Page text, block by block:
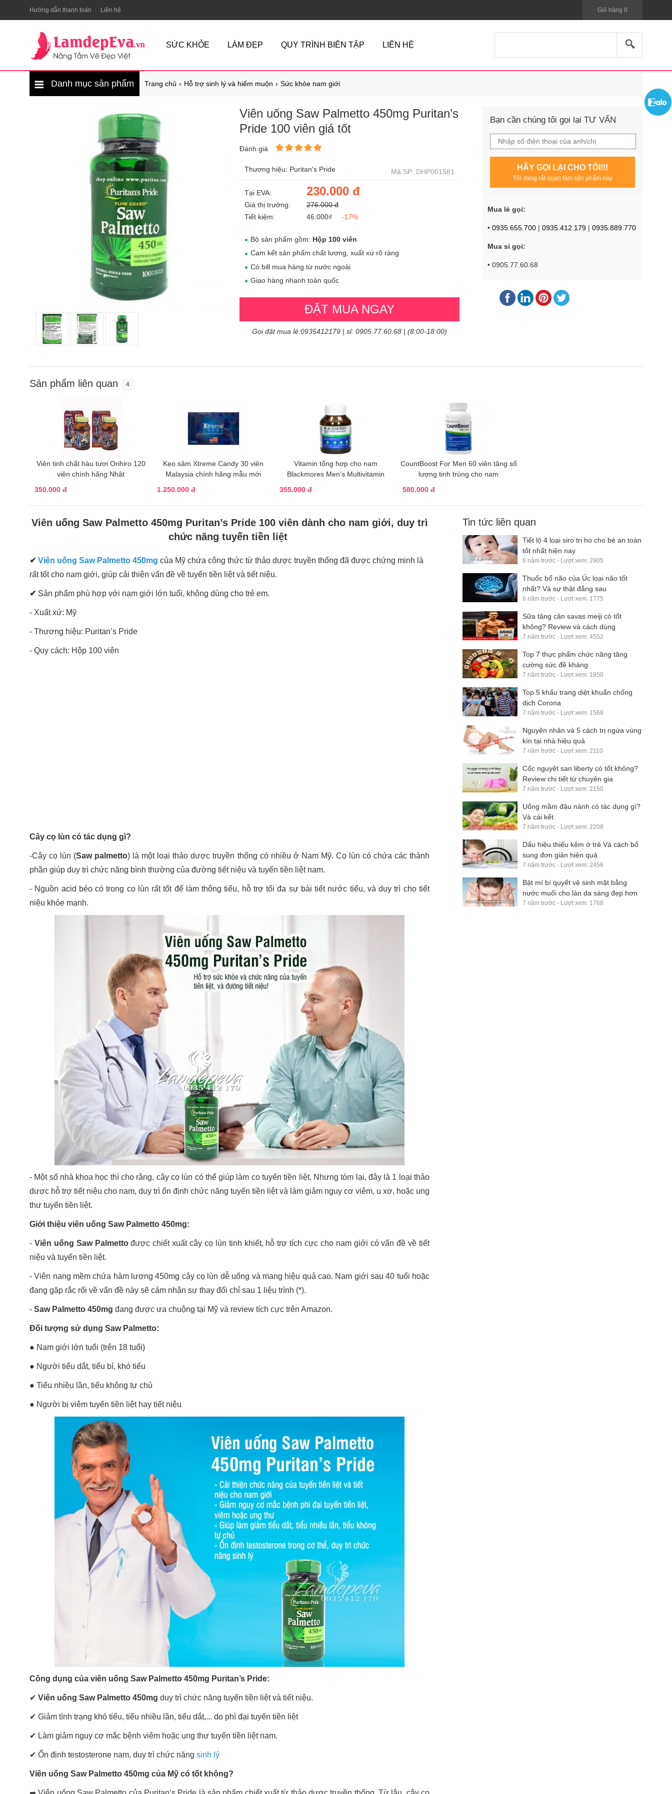
Hướng dẫn thanh toán Liên hệ Giỏ hàng 0
SỨC KHỎE LÀM ĐẸP QUY TRÌNH BIÊN TẬP LIÊN HỆ
Danh mục sản phẩm Trang chủ Hỗ trợ sinh lý và hiếm muộn Sức khỏe nam giới
Viên uống Saw Palmetto 450mg Puritan’s
Pride 100 viên giá tốt
Đánh giá
Thương hiệu: Puritan's Pride Mã SP: DHP001581
Tại EVA: 230.000 đ
Giá thị trường:
276.000 đ
Tiết kiệm:
46.000₫ -17%
Bộ sản phẩm gồm: Hộp 100 viên
Cam kết sản phẩm chất lượng, xuất xứ rõ ràng
Có bill mua hàng từ nước ngoài
Giao hàng nhanh toàn quốc
ĐẶT MUA NGAY
Gọi đặt mua lẻ:0935412179 | sỉ: 0905.77.60.68 | (8:00-18:00)
Bạn cần chúng tôi gọi lại TƯ VẤN
HÃY GỌI LẠI CHO TÔI!!!
Tôi đang rất quan tâm sản phẩm này
Mua lẻ gọi:
• 0935.655.700 | 0935.412.179 | 0935.889.770
Mua sỉ gọi:
• 0905.77.60.68
Sản phẩm liên quan 4
Viên tinh chất hàu tươi Orihiro 120
viên chính hãng Nhật
350.000 đ
Kẹo sâm Xtreme Candy 30 viên
Malaysia chính hãng mẫu mới
1.250.000 đ
Vitamin tổng hợp cho nam
Blackmores Men’s Multivitamin
355.000 đ
CountBoost For Men 60 viên tăng số
lượng tinh trùng cho nam
580.000 đ
Viên uống Saw Palmetto 450mg Puritan’s Pride 100 viên dành cho nam giới, duy trì
chức năng tuyến tiền liệt
✔ Viên uống Saw Palmetto 450mg của Mỹ chứa công thức từ thảo dược truyền thống đã được chứng minh là
rất tốt cho nam giới, giúp cải thiện vấn đề về tuyến tiền liệt và tiết niệu.
✔ Sản phẩm phù hợp với nam giới lớn tuổi, không dùng cho trẻ em.
- Xuất xứ: Mỹ
- Thương hiệu: Puritan’s Pride
- Quy cách: Hộp 100 viên
Cây cọ lùn có tác dụng gì?
-Cây cọ lùn (Saw palmetto) là một loại thảo dược truyền thống có nhiều ở Nam Mỹ. Cọ lùn có chứa các thành
phần giúp duy trì chức năng bình thường của đường tiết niệu và tuyến tiền liệt nam.
- Nguồn acid béo có trong cọ lùn rất tốt để làm thông tiểu, hỗ trợ tối đa sự bài tiết nước tiểu, và duy trì cho tiết
niệu khỏe mạnh.
- Một số nhà khoa học thì cho rằng, cây cọ lùn có thể giúp làm co tuyến tiền liệt. Nhưng tóm lại, đây là 1 loại thảo
dược hỗ trợ tiết niệu cho nam, duy trì ổn định chức năng tuyến tiền liệt và làm giảm nguy cơ viêm, u xơ, hoặc ung
thư tuyến tiền liệt.
Giới thiệu viên uống Saw Palmetto 450mg:
- Viên uống Saw Palmettođược chiết xuất cây cọ lùn tinh khiết, hỗ trợ tích cực cho nam giới có vấn đề về tiết
niệu và tuyến tiền liệt.
- Viên nang mềm chứa hàm lượng 450mg cây cọ lùn dễ uống và mang hiệu quả cao. Nam giới sau 40 tuổi hoặc
đang gặp rắc rối về vấn đề này sẽ cảm nhận sự thay đổi chỉ sau 1 liệu trình (*).
- Saw Palmetto 450mg đang được ưa chuộng tại Mỹ và review tích cực trên Amazon.
Đối tượng sử dụng Saw Palmetto:
● Nam giới lớn tuổi (trên 18 tuổi)
● Người tiểu dắt, tiểu bí, khó tiểu
● Tiểu nhiều lần, tiểu không tự chủ
● Người bị viêm tuyến tiền liệt hay tiết niệu
Công dụng của viên uống Saw Palmetto 450mg Puritan’s Pride:
✔ Viên uống Saw Palmetto 450mg duy trì chức năng tuyến tiền liệt và tiết niệu.
✔ Giảm tình trạng khó tiểu, tiểu nhiều lần, tiểu dắt,... do phì đại tuyến tiền liệt
✔ Làm giảm nguy cơ mắc bệnh viêm hoặc ung thư tuyến tiền liệt nam.
✔ Ổn định testosterone nam, duy trì chức năng sinh lý
Viên uống Saw Palmetto 450mg của Mỹ có tốt không?
Tin tức liên quan
Tiết lộ 4 loại siro trị ho cho bé an toàn
tốt nhất hiện nay
6 năm trước - Lượt xem: 2905
Thuốc bổ não của Úc loại não tốt
nhất? Và sự thật đằng sau
6 năm trước - Lượt xem: 1775
Sữa tăng cân savas meiji có tốt
không? Review và cách dùng
7 năm trước - Lượt xem: 4552
Top 7 thực phẩm chức năng tăng
cường sức đề kháng
7 năm trước - Lượt xem: 1950
Top 5 khẩu trang diệt khuẩn chống
dịch Corona
7 năm trước - Lượt xem: 1568
Nguyên nhân và 5 cách trị ngứa vùng
kín tại nhà hiệu quả
7 năm trước - Lượt xem: 2110
Cốc nguyệt san liberty có tốt không?
Review chi tiết từ chuyên gia
7 năm trước - Lượt xem: 2150
Uống mầm đậu nành có tác dụng gì?
Và cái kết
7 năm trước - Lượt xem: 2208
Dấu hiệu thiếu kẽm ở trẻ Và cách bổ
sung đơn giản hiện quả
7 năm trước - Lượt xem: 2456
Bật mí bí quyết vệ sinh mặt bằng
nước muối cho làn da sáng đẹp hơn
7 năm trước - Lượt xem: 1768